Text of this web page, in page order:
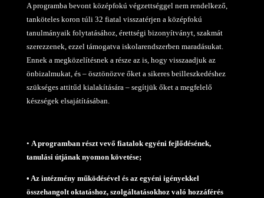
A programba bevont középfokú végzettséggel nem rendelkező,
tanköteles koron túli 32 fiatal visszatérjen a középfokú
tanulmányaik folytatásához, érettségi bizonyítványt, szakmát
szerezzenek, ezzel támogatva iskolarendszerben maradásukat.
Ennek a megközelítésnek a része az is, hogy visszaadjuk az
önbizalmukat, és – ösztönözve őket a sikeres beilleszkedéshez
szükséges attitűd kialakítására – segítjük őket a megfelelő
készségek elsajátításában.
• A programban részt vevő fiatalok egyéni fejlődésének,
tanulási útjának nyomon követése;
• Az intézmény működésével és az egyéni igényekkel
összehangolt oktatáshoz, szolgáltatásokhoz való hozzáférés